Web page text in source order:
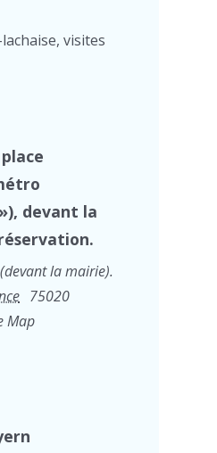
, visites
devant la
la mairie).
75020
Map